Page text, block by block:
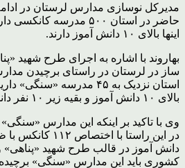
مدیرکل نوسازی مدارس لرستان در
اینها بالای ۱۰ دانش آموز دارند.
بهاروند با اشاره به اجرای طرح شهید
ساز در لرستان در راستای برچیدن
استان نزدیک به ۴۵ مدرسه
بالای ۱۰ دانش آموز و بقیه زیر ۱۰ نفر دانش آموز دارند.
وی با تاکید بر اینکه این مدارس «سنگی»
دانش آموز در قالب طرح شهید
کشوری باید این مدارس «سنگی»